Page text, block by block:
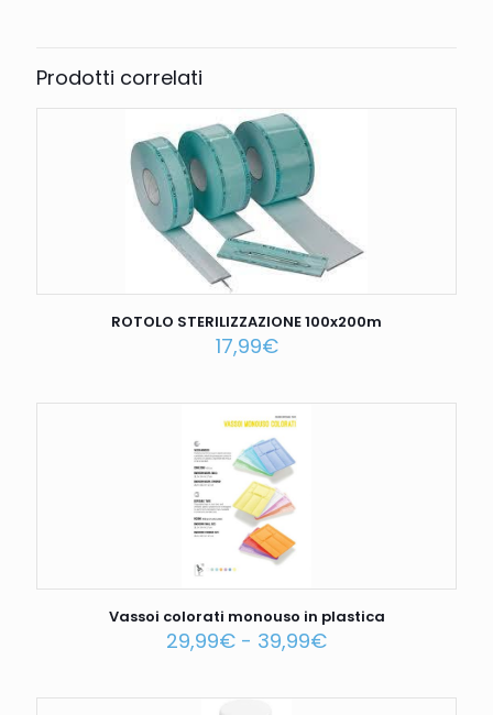
Prodotti correlati
ROTOLO STERILIZZAZIONE 100x200m
17,99€
Vassoi colorati monouso in plastica
29,99€ - 39,99€